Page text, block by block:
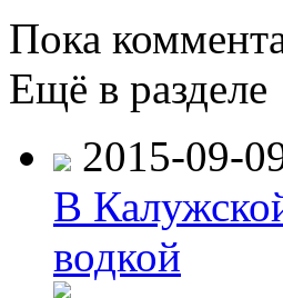
Пока
Ещё в разделе
2015-09-
В
водкой